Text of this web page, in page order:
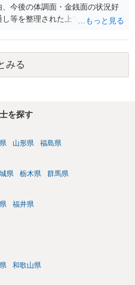
今後の体調面・金銭面の状況好
等を整理された上で、書面とし
意向を示す証拠の一つとして位
詳細についてお聞きになりたい場
討ください
みる
を探す
山形県 福島県
県 栃木県 群馬県
福井県
和歌山県